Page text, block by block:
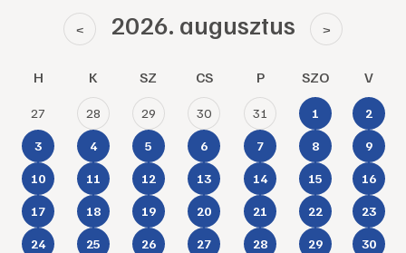
< 2026. augusztus >
H K SZ CS P SZO V
27 28 29 30 31 1 2
3 4 5 6 7 8 9
10 11 12 13 14 15 16
17 18 19 20 21 22 23
24 25 26 27 28 29 30